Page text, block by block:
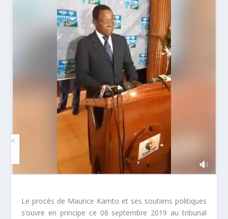
Le procès de Maurice Kamto et ses soutiens politiques
s’ouvre en principe ce 06 septembre 2019 au tribunal